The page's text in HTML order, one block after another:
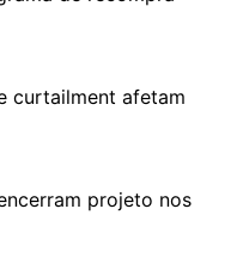
curtailment afetam
projeto nos